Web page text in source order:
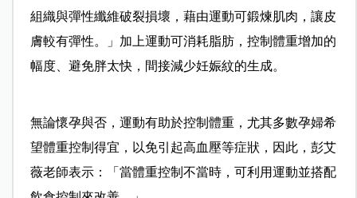
組織與彈性纖維破裂損壞，藉由運動可鍛煉肌肉，讓皮
膚較有彈性。」加上運動可消耗脂肪，控制體重增加的
幅度、避免胖太快，間接減少妊娠紋的生成。
無論懷孕與否，運動有助於控制體重，尤其多數孕婦希
望體重控制得宜，以免引起高血壓等症狀，因此，彭艾
薇老師表示：「當體重控制不當時，可利用運動並搭配